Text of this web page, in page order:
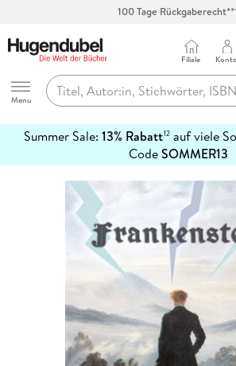
100 Tage
Hugendubel
Menu
Filiale Konto
Summer Sale: 13% Rabatt12auf viele
CodeSOMMER13
erfahren